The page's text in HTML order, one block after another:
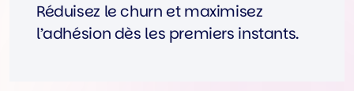
Réduisez le churn et maximisez
l’adhésion dès les premiers instants.